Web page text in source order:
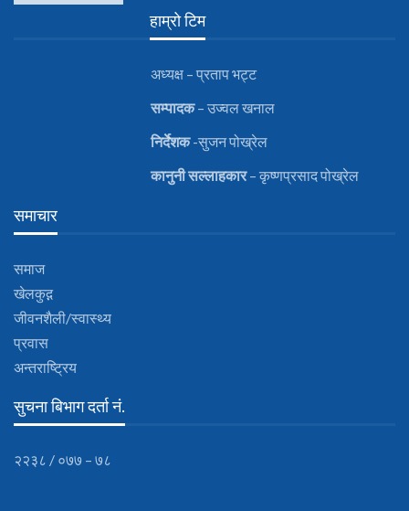
हाम्रो टिम
अध्यक्ष – प्रताप भट्ट
सम्पादक– उज्वल खनाल
निर्देशक-सुजन पोख्रेल
कानुनीसल्लाहकार– कृष्णप्रसाद पोख्रेल
समाचार
समाज
खेलकुद़़
जीवनशैली/स्वास्थ्य
प्रवास
अन्तराष्ट्रिय
सुचना बिभाग दर्ता नं.
२२३८ / ०७७ – ७८